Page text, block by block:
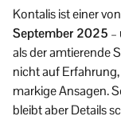
Kontalis ist einer
September 2025 –
als der amtierende
nicht auf
markige Ansagen.
bleibt aber Details